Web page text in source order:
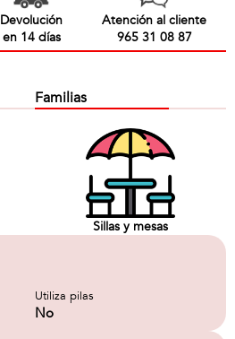
Devolución
en 14 días
Atención al cliente
965 31 08 87
Familias
Sillas y mesas
Utiliza pilas
No